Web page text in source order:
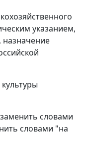
указанием,
назначение
словами
словами "на